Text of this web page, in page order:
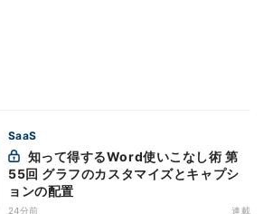
SaaS
55回 グラフのカスタマイズとキャプシ
ョンの配置
24分前 連載